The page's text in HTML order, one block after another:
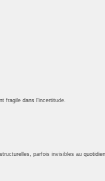
fragile dans l’incertitude.
parfois invisibles au